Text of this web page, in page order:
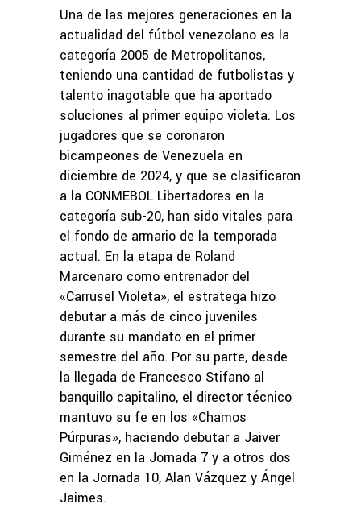
Una de las mejores generaciones en la
actualidad del fútbol venezolano es la
categoría 2005 de Metropolitanos,
teniendo una cantidad de futbolistas y
talento inagotable que ha aportado
soluciones al primer equipo violeta. Los
jugadores que se coronaron
bicampeones de Venezuela en
diciembre de 2024, y que se clasificaron
a la CONMEBOL Libertadores en la
categoría sub-20, han sido vitales para
el fondo de armario de la temporada
actual. En la etapa de Roland
Marcenaro como entrenador del
«Carrusel Violeta», el estratega hizo
debutar a más de cinco juveniles
durante su mandato en el primer
semestre del año. Por su parte, desde
la llegada de Francesco Stifano al
banquillo capitalino, el director técnico
mantuvo su fe en los «Chamos
Púrpuras», haciendo debutar a Jaiver
Giménez en la Jornada 7 y a otros dos
en la Jornada 10, Alan Vázquez y Ángel
Jaimes.